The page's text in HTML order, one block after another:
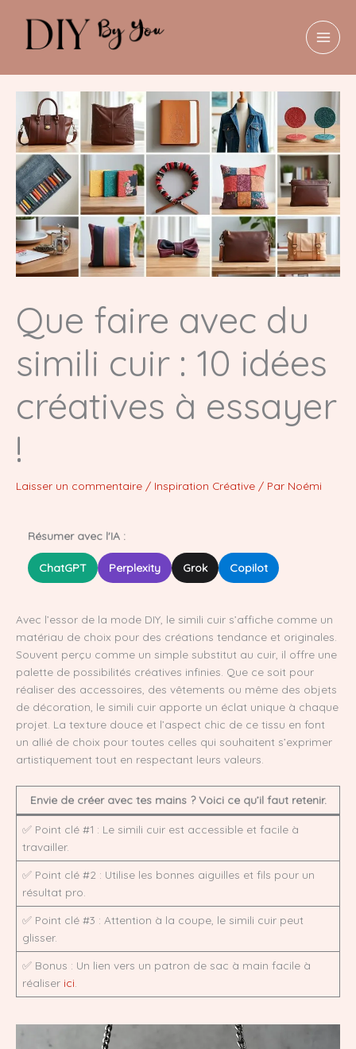
Que faire avec du
simili cuir : 10 idées
créatives à essayer
!
Laisser un commentaire / Inspiration Créative / Par Noémi
Résumer avec l'IA :
ChatGPT Perplexity Grok Copilot
Avec l’essor de la mode DIY, le simili cuir s’affiche comme un
matériau de choix pour des créations tendance et originales.
Souvent perçu comme un simple substitut au cuir, il offre une
palette de possibilités créatives infinies. Que ce soit pour
réaliser des accessoires, des vêtements ou même des objets
de décoration, le simili cuir apporte un éclat unique à chaque
projet. La texture douce et l’aspect chic de ce tissu en font
un allié de choix pour toutes celles qui souhaitent s’exprimer
artistiquement tout en respectant leurs valeurs.
Envie de créer avec tes mains ? Voici ce qu’il faut retenir.
✅ Point clé #1 : Le simili cuir est accessible et facile à
travailler.
✅ Point clé #2 : Utilise les bonnes aiguilles et fils pour un
résultat pro.
✅ Point clé #3 : Attention à la coupe, le simili cuir peut
glisser.
✅ Bonus : Un lien vers un patron de sac à main facile à
réaliser ici